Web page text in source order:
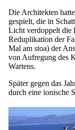
Die Architekten
gespielt, die in
Licht verdoppelt die
Reduplikation der
Mal am stoa) der
von Aufregung des
Wartens.
Später gegen das
durch eine ionische